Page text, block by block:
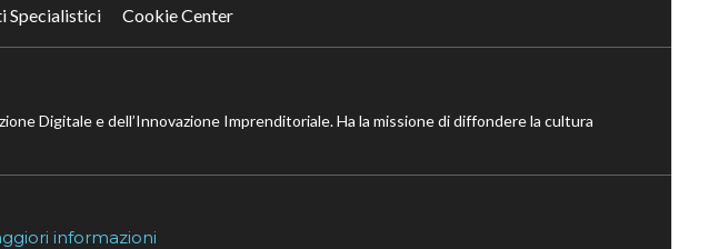
Specialistici Cookie Center
Digitale e dell’Innovazione Imprenditoriale. Ha la missione di diffondere la cultura
informazioni